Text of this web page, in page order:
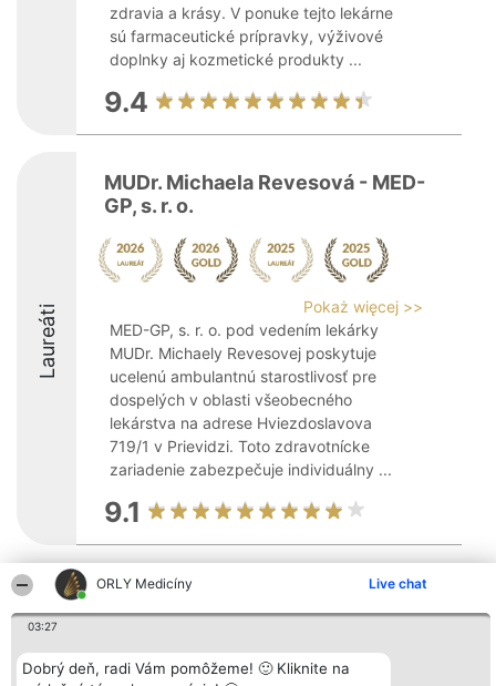
ORLY Medicíny Live chat
03:27
Dobrý deň, radi Vám pomôžeme! 🙂 Kliknite na
zdravia a krásy. V ponuke tejto lekárne
sú farmaceutické prípravky, výživové
doplnky aj kozmetické produkty ...
9.4
Laureáti
MUDr. Michaela Revesová - MED-
GP, s. r. o.
Pokaż więcej >>
MED-GP, s. r. o. pod vedením lekárky
MUDr. Michaely Revesovej poskytuje
ucelenú ambulantnú starostlivosť pre
dospelých v oblasti všeobecného
lekárstva na adrese Hviezdoslavova
719/1 v Prievidzi. Toto zdravotnícke
zariadenie zabezpečuje individuálny ...
9.1
Organizátor hodnotenia
Bright Side Solutions sp. z o.
o. sp. k.
Wrocław 50-079
KRS 0000749100 | Regon
Lista
Laureatów
Podmienky
Kontakt